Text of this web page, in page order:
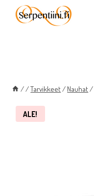
sisältöön
/ /Tarvikkeet / Nauhat /
ALE!